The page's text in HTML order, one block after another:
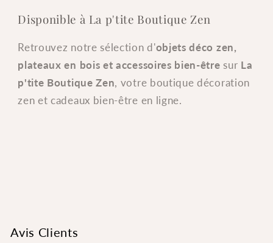
Disponible à La p'tite Boutique Zen
Retrouvez notre sélection d'objets déco zen,
plateaux en bois et accessoires bien-être sur La
p'tite Boutique Zen, votre boutique décoration
zen et cadeaux bien-être en ligne.
Avis Clients